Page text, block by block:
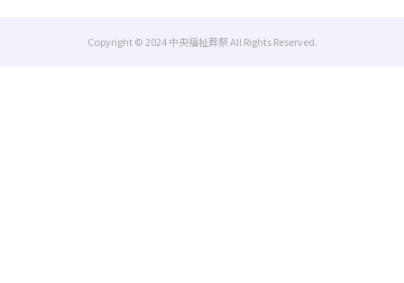
Copyright © 2024 中央福祉葬祭 All Rights Reserved.